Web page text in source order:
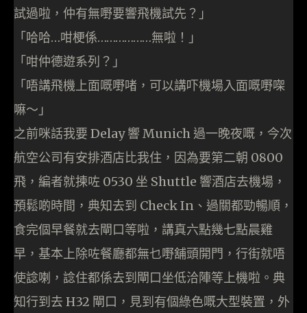
試過啦，仲有無嘢要響飛機試先？」
「哈哈…咁梗係………………無啦！」
「咁仲德遊系列？」
「唔講飛機上面嘅嘢啫，可以講吓機場入面嘅嘢㗎
嘛～」
之前咪話我要 Delay 響 Munich 過一晚夜嘅，今次
航空公司有安排酒店比我住，因為要第二朝 0800
飛，編者就揀咗 0530 坐 Shuttle 響酒店去機場，
預鬆啲時間，典知去到 Check In、過關都勁暢順，
食完個早餐就去閘口等啦，講真六點幾七點晨雞
早，基本上除咗餐廳都無乜嘢舖頭開門，行街就唔
使諗喇，諗住都係去到閘口坐低洽陣等上機啦。典
知行到去 H32 閘口，見到有個綠色嘅大型裝置，外